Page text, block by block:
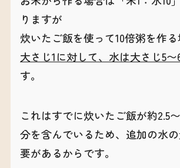
りますが
炊いたご飯を使って10倍粥を作る
大さじ1に対して、水は大さじ5
す。
これはすでに炊いたご飯が約2.5
分を含んでいるため、追加の水
要があるからです。